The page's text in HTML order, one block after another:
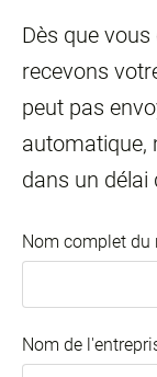
Dès que
recevons
peut pas
automatique,
dans un délai
Nom complet du
Nom de